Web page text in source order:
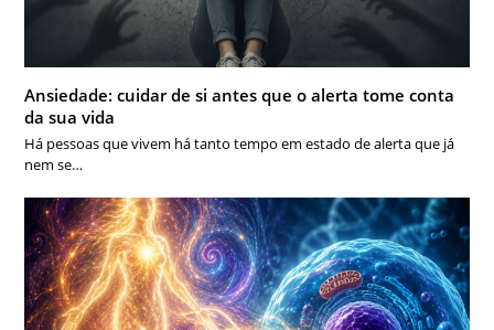
Ansiedade: cuidar de si antes que o alerta tome conta
da sua vida
Há pessoas que vivem há tanto tempo em estado de alerta que já
nem se…